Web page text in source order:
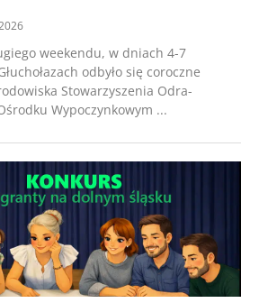
weekendu, w dniach 4-7
odbyło się coroczne
Stowarzyszenia Odra-
Wypoczynkowym ...